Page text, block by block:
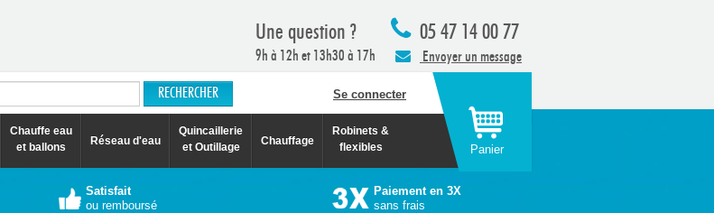
05 47 14 00 77
Envoyer un message
Une question ?
9h à 12h et 13h30 à 17h
Se connecter
Chauffe eau
et ballons
Réseau d'eau
Quincaillerie
et Outillage
Chauffage
Robinets &
flexibles
Panier
Satisfait
ou remboursé
Paiement en 3X
sans frais